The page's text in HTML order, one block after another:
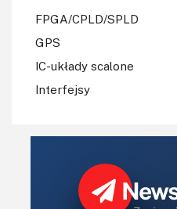
FPGA/CPLD/SPLD
GPS
IC-układy scalone
Interfejsy
Koła Naukowe